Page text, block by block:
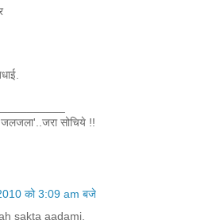
सोचिये !!
को 3:09 am बजे
sakta aadami.